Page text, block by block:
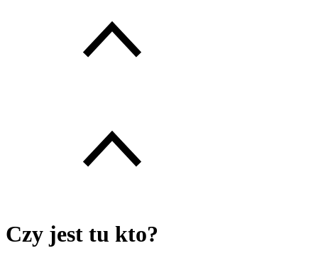
Czy jest tu kto?